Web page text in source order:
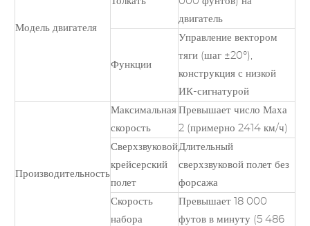
Модель двигателя
двигатель
Функции
Управление вектором
тяги (шаг ±20°),
конструкция с низкой
ИК-сигнатурой
Производительность
Максимальная
скорость
Превышает число Маха
2 (примерно 2414 км/ч)
Сверхзвуковой
крейсерский
полет
Длительный
сверхзвуковой полет без
форсажа
Скорость
набора
Превышает 18 000
футов в минуту (5 486